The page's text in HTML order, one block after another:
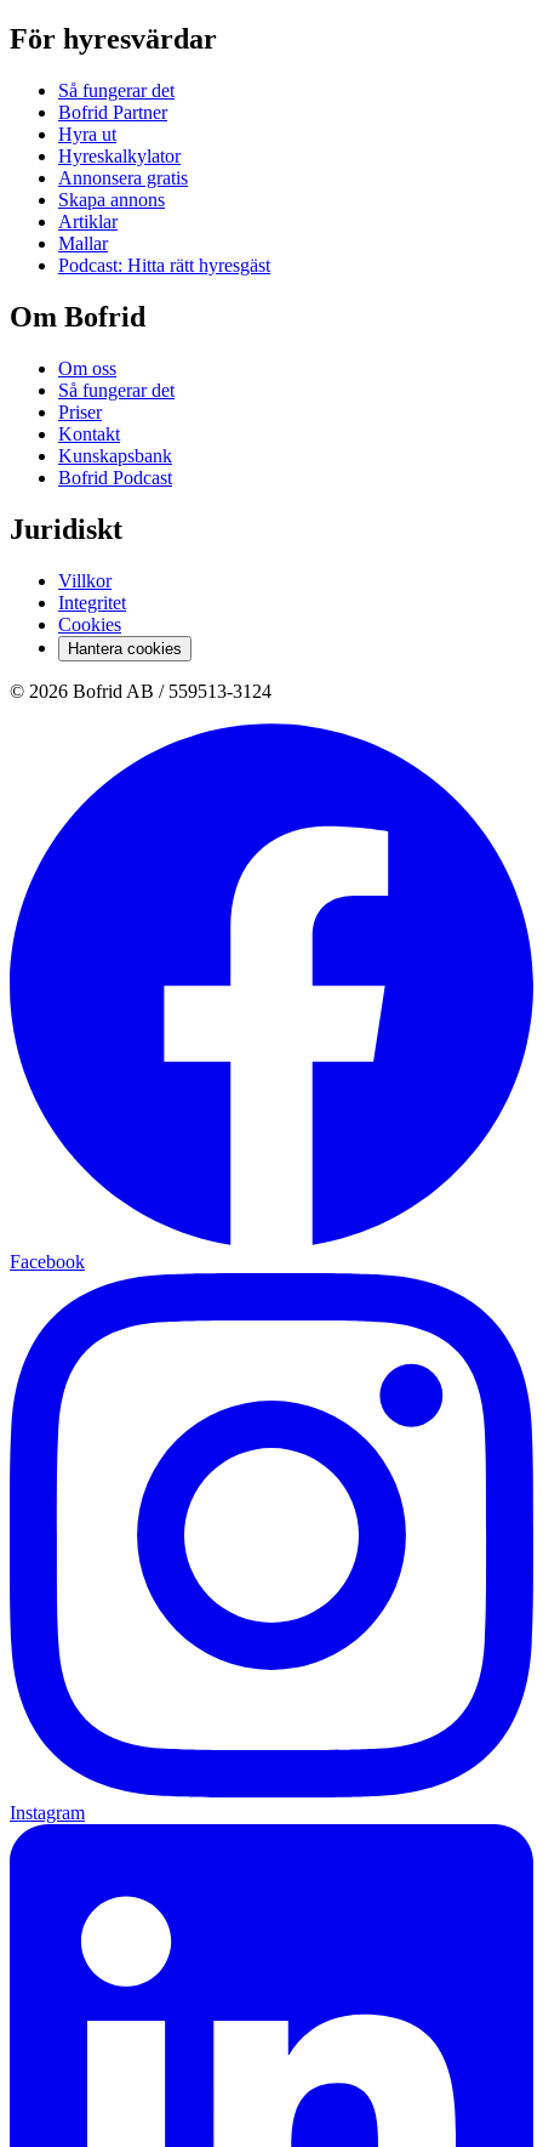
För hyresvärdar
Så fungerar det
Bofrid Partner
Hyra ut
Hyreskalkylator
Annonsera gratis
Skapa annons
Artiklar
Mallar
Podcast: Hitta rätt hyresgäst
Om Bofrid
Om oss
Så fungerar det
Priser
Kontakt
Kunskapsbank
Bofrid Podcast
Juridiskt
Villkor
Integritet
Cookies
Hantera cookies
© 2026 Bofrid AB / 559513-3124
Facebook
Instagram